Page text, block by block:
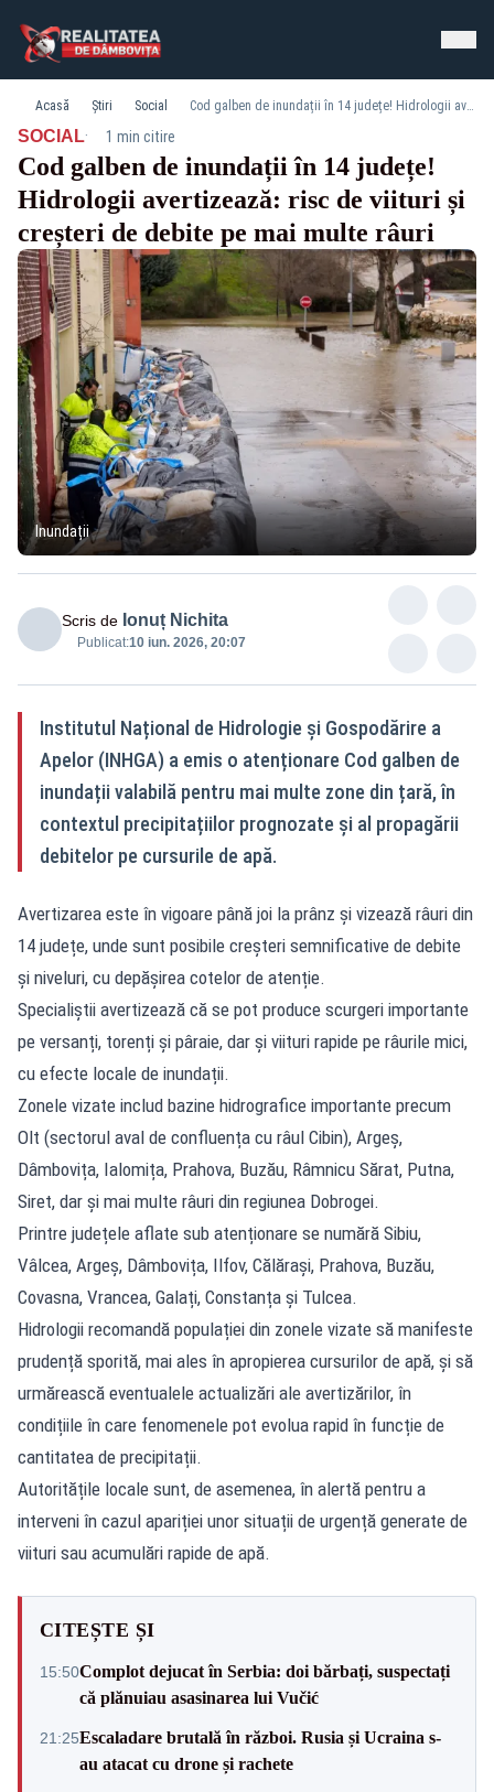
Acasă Știri Social Cod galben de inundații în 14 județe! Hidrologii avertizează: risc de viituri și creșteri de debite pe mai multe râuri
SOCIAL· 1 min citire
Cod galben de inundații în 14 județe!
Hidrologii avertizează: risc de viituri și
creșteri de debite pe mai multe râuri
Inundații
Scris de Ionuț Nichita
Publicat:10 iun. 2026, 20:07
Institutul Național de Hidrologie și Gospodărire a
Apelor (INHGA) a emis o atenționare Cod galben de
inundații valabilă pentru mai multe zone din țară, în
contextul precipitațiilor prognozate și al propagării
debitelor pe cursurile de apă.
Avertizarea este în vigoare până joi la prânz și vizează râuri din
14 județe, unde sunt posibile creșteri semnificative de debite
și niveluri, cu depășirea cotelor de atenție.
Specialiștii avertizează că se pot produce scurgeri importante
pe versanți, torenți și pâraie, dar și viituri rapide pe râurile mici,
cu efecte locale de inundații.
Zonele vizate includ bazine hidrografice importante precum
Olt (sectorul aval de confluența cu râul Cibin), Argeș,
Dâmbovița, Ialomița, Prahova, Buzău, Râmnicu Sărat, Putna,
Siret, dar și mai multe râuri din regiunea Dobrogei.
Printre județele aflate sub atenționare se numără Sibiu,
Vâlcea, Argeș, Dâmbovița, Ilfov, Călărași, Prahova, Buzău,
Covasna, Vrancea, Galați, Constanța și Tulcea.
Hidrologii recomandă populației din zonele vizate să manifeste
prudență sporită, mai ales în apropierea cursurilor de apă, și să
urmărească eventualele actualizări ale avertizărilor, în
condițiile în care fenomenele pot evolua rapid în funcție de
cantitatea de precipitații.
Autoritățile locale sunt, de asemenea, în alertă pentru a
interveni în cazul apariției unor situații de urgență generate de
viituri sau acumulări rapide de apă.
CITEȘTE ȘI
15:50Complot dejucat în Serbia: doi bărbați, suspectați
că plănuiau asasinarea lui Vučić
21:25Escaladare brutală în război. Rusia și Ucraina s-
au atacat cu drone și rachete